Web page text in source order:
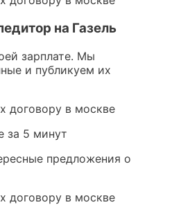
на Газель
зарплате. Мы
и публикуем их
за 5 минут
предложения о